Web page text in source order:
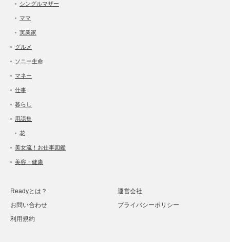
シングルマザー
ママ
実業家
グルメ
ソニー生命
マネー
仕事
暮らし
用語集
花
美女流！お仕事図鑑
美容・健康
Readyとは？
運営会社
お問い合わせ
プライバシーポリシー
利用規約